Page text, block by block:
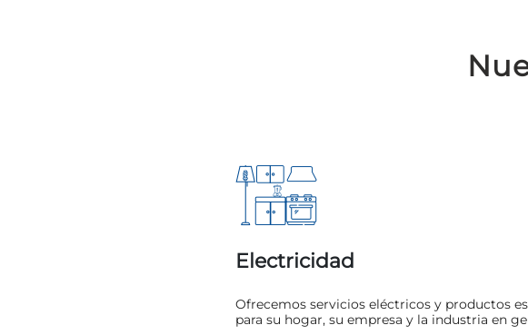
Electricidad
Ofrecemos servicios eléctricos y productos
para su hogar, su empresa y la industria en